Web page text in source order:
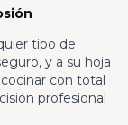
tipo de
y a su hoja
con total
profesional